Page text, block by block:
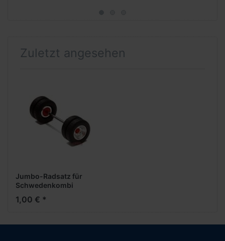
Zuletzt angesehen
Jumbo-Radsatz für
Schwedenkombi
1,00 € *